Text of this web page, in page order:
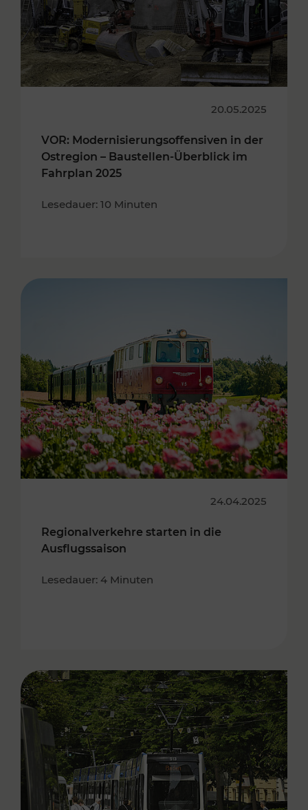
20.05.2025
VOR: Modernisierungsoffensiven in der
Ostregion – Baustellen-Überblick im
Fahrplan 2025
Lesedauer: 10 Minuten
24.04.2025
Regionalverkehre starten in die
Ausflugssaison
Lesedauer: 4 Minuten